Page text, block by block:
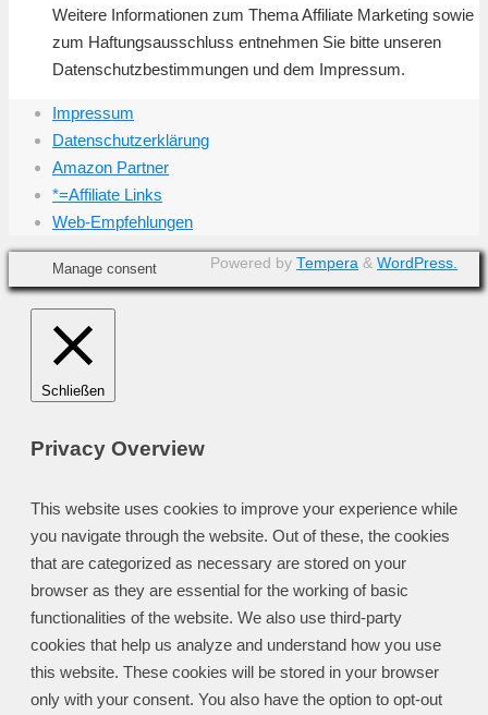
Weitere Informationen zum Thema Affiliate Marketing sowie
zum Haftungsausschluss entnehmen Sie bitte unseren
Datenschutzbestimmungen und dem Impressum.
Impressum
Datenschutzerklärung
Amazon Partner
*=Affiliate Links
Web-Empfehlungen
Powered by Tempera & WordPress.
Manage consent
Schließen
Privacy Overview
This website uses cookies to improve your experience while
you navigate through the website. Out of these, the cookies
that are categorized as necessary are stored on your
browser as they are essential for the working of basic
functionalities of the website. We also use third-party
cookies that help us analyze and understand how you use
this website. These cookies will be stored in your browser
only with your consent. You also have the option to opt-out